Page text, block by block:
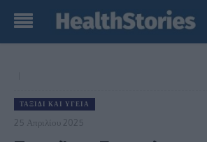
ΤΑΞΊΔΙ ΚΑΙ ΥΓΕΊΑ
25 Απριλίου 2025